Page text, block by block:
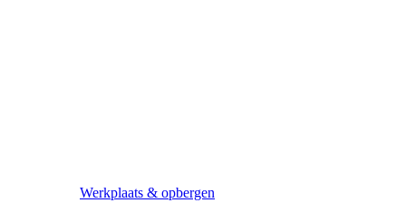
Werkplaats & opbergen